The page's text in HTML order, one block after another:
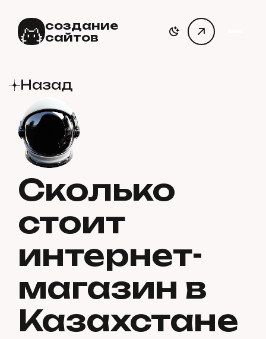
создание
сайтов
Назад
Сколько
стоит
интернет-
магазин в
Казахстане